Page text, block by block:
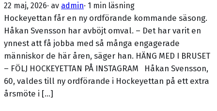
22 maj, 2026· av admin· 1 min läsning
Hockeyettan får en ny ordförande kommande säsong.
Håkan Svensson har avböjt omval. – Det har varit en
ynnest att få jobba med så många engagerade
människor de här åren, säger han. HÄNG MED I BRUSET
– FÖLJ HOCKEYETTAN PÅ INSTAGRAM Håkan Svensson,
60, valdes till ny ordförande i Hockeyettan på ett extra
årsmöte i […]